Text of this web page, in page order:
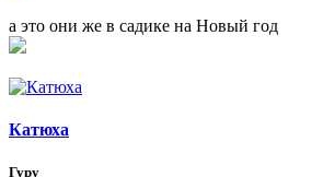
а это они же в садике на Новый год
Катюха
Гуру